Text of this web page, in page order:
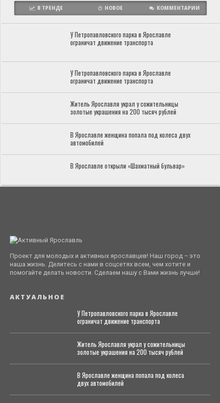
В ТРЕНДЕ НОВОЕ КОММЕНТАРИИ
У Петропавловского парка в Ярославле
ограничат движение транспорта
У Петропавловского парка в Ярославле
ограничат движение транспорта
Житель Ярославля украл у сожительницы
золотые украшения на 200 тысяч рублей
В Ярославле женщина попала под колеса двух
автомобилей
В Ярославле открыли «Шахматный бульвар»
Проект для молодых и активных ярославцев! Наш город – это
наша жизнь. Делитесь с нами в соцсетях всем, чем хотите и
помогайте делать новости. Сделаем нашу с Вами жизнь лучше!
АКТУАЛЬНОЕ
У Петропавловского парка в Ярославле
ограничат движение транспорта
Житель Ярославля украл у сожительницы
золотые украшения на 200 тысяч рублей
В Ярославле женщина попала под колеса
двух автомобилей